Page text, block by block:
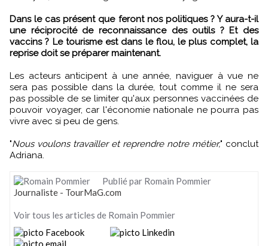
Dans le cas présent que feront nos politiques ? Y aura-t-il
une réciprocité de reconnaissance des outils ? Et des
vaccins ? Le tourisme est dans le flou, le plus complet, la
reprise doit se préparer maintenant.
Les acteurs anticipent à une année, naviguer à vue ne
sera pas possible dans la durée, tout comme il ne sera
pas possible de se limiter qu'aux personnes vaccinées de
pouvoir voyager, car l'économie nationale ne pourra pas
vivre avec si peu de gens.
"Nous voulons travailler et reprendre notre métier," conclut
Adriana.
Publié par Romain Pommier
Journaliste - TourMaG.com
Voir tous les articles de Romain Pommier